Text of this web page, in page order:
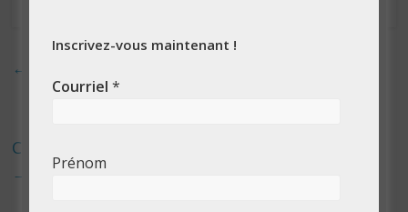
←
C’est confirmé ! Les Expos de retour à Montréal
→
Inscrivez-vous maintenant !
Courriel *
Prénom